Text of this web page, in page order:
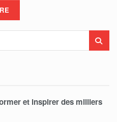
et inspirer des milliers